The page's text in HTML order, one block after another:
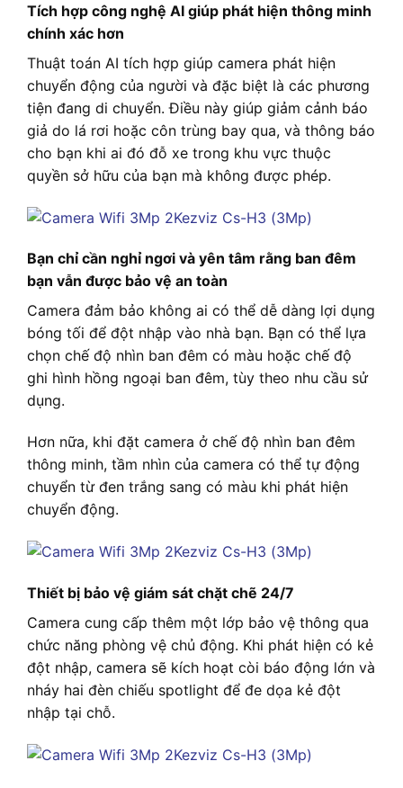
Tích hợp công nghệ AI giúp phát hiện thông minh
chính xác hơn
Thuật toán AI tích hợp giúp camera phát hiện
chuyển động của người và đặc biệt là các phương
tiện đang di chuyển. Điều này giúp giảm cảnh báo
giả do lá rơi hoặc côn trùng bay qua, và thông báo
cho bạn khi ai đó đỗ xe trong khu vực thuộc
quyền sở hữu của bạn mà không được phép.
Bạn chỉ cần nghỉ ngơi và yên tâm rằng ban đêm
bạn vẫn được bảo vệ an toàn
Camera đảm bảo không ai có thể dễ dàng lợi dụng
bóng tối để đột nhập vào nhà bạn. Bạn có thể lựa
chọn chế độ nhìn ban đêm có màu hoặc chế độ
ghi hình hồng ngoại ban đêm, tùy theo nhu cầu sử
dụng.
Hơn nữa, khi đặt camera ở chế độ nhìn ban đêm
thông minh, tầm nhìn của camera có thể tự động
chuyển từ đen trắng sang có màu khi phát hiện
chuyển động.
Thiết bị bảo vệ giám sát chặt chẽ 24/7
Camera cung cấp thêm một lớp bảo vệ thông qua
chức năng phòng vệ chủ động. Khi phát hiện có kẻ
đột nhập, camera sẽ kích hoạt còi báo động lớn và
nháy hai đèn chiếu spotlight để đe dọa kẻ đột
nhập tại chỗ.